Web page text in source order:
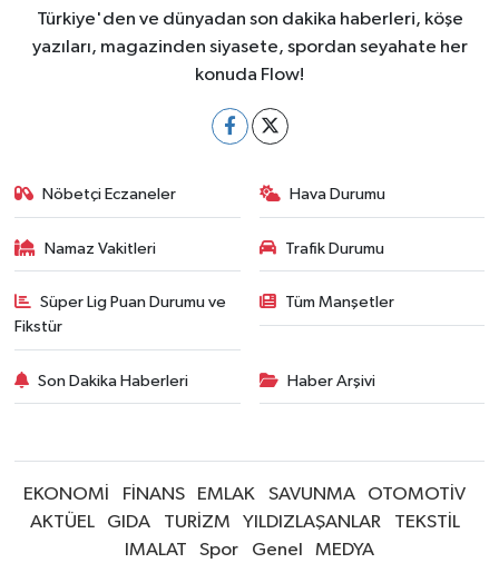
Türkiye'den ve dünyadan son dakika haberleri, köşe
yazıları, magazinden siyasete, spordan seyahate her
konuda Flow!
Nöbetçi Eczaneler Hava Durumu
Namaz Vakitleri Trafik Durumu
Süper Lig Puan Durumu ve
Fikstür
Tüm Manşetler
Son Dakika Haberleri Haber Arşivi
EKONOMİ FİNANS EMLAK SAVUNMA
OTOMOTİV
AKTÜEL
GIDA TURİZM YILDIZLAŞANLAR
TEKSTİL
IMALAT
Spor Genel MEDYA